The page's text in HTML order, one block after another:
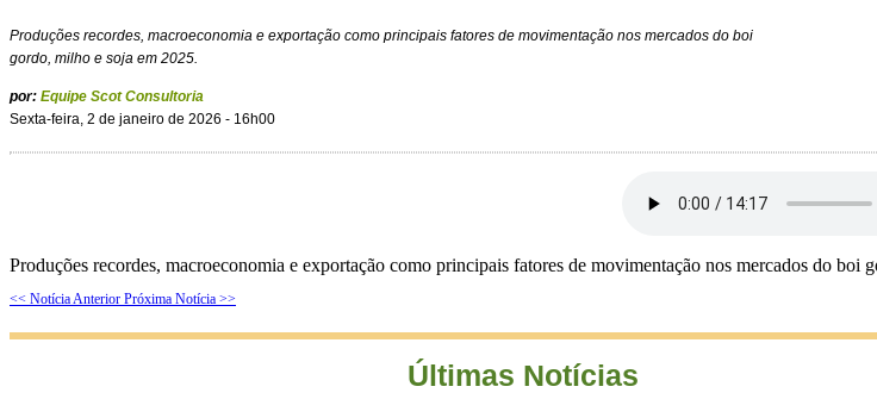
Produções recordes, macroeconomia e exportação como principais fatores de movimentação nos mercados do boi
gordo, milho e soja em 2025.
por: Equipe Scot Consultoria
Sexta-feira, 2 de janeiro de 2026 - 16h00
Produções recordes, macroeconomia e exportação como principais fatores de movimentação nos mercados do boi
<< Notícia Anterior Próxima Notícia >>
Últimas Notícias